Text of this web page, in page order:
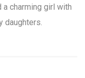
charming girl with
daughters.